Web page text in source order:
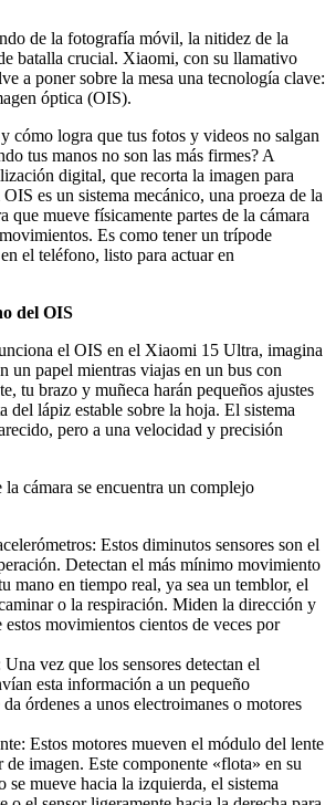
de la fotografía móvil, la nitidez de la
batalla crucial. Xiaomi, con su llamativo
a poner sobre la mesa una tecnología clave:
óptica (OIS).
cómo logra que tus fotos y videos no salgan
tus manos no son las más firmes? A
digital, que recorta la imagen para
es un sistema mecánico, una proeza de la
que mueve físicamente partes de la cámara
Es como tener un trípode
el teléfono, listo para actuar en
del OIS
el OIS en el Xiaomi 15 Ultra, imagina
un papel mientras viajas en un bus con
tu brazo y muñeca harán pequeños ajustes
del lápiz estable sobre la hoja. El sistema
pero a una velocidad y precisión
cámara se encuentra un complejo
Estos diminutos sensores son el
Detectan el más mínimo movimiento
mano en tiempo real, ya sea un temblor, el
o la respiración. Miden la dirección y
estos movimientos cientos de veces por
vez que los sensores detectan el
esta información a un pequeño
órdenes a unos electroimanes o motores
Estos motores mueven el módulo del lente
de imagen. Este componente «flota» en su
se mueve hacia la izquierda, el sistema